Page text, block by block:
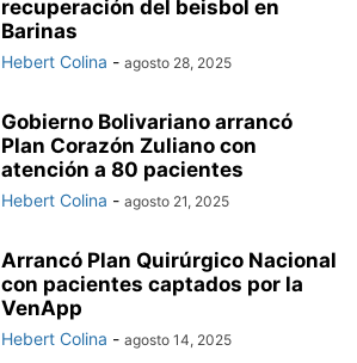
recuperación del beisbol en
Barinas
Hebert Colina - agosto 28, 2025
Gobierno Bolivariano arrancó
Plan Corazón Zuliano con
atención a 80 pacientes
Hebert Colina - agosto 21, 2025
Arrancó Plan Quirúrgico Nacional
con pacientes captados por la
VenApp
Hebert Colina - agosto 14, 2025